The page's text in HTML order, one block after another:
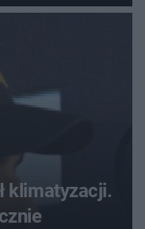
klimatyzacji.